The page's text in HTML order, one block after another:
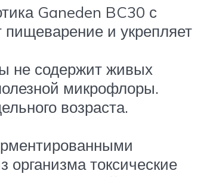
Ganeden BC30 с
и укрепляет
не содержит живых
микрофлоры.
возраста.
токсические